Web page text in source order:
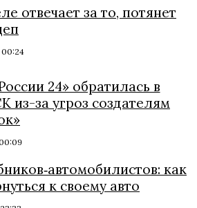
отвечает за то, потянет
24» обратилась в
из-за угроз создателям
как
к своему авто